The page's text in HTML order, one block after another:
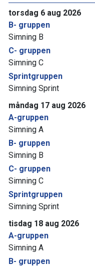
torsdag 6 aug 2026
B- gruppen
Simning B
C- gruppen
Simning C
Sprintgruppen
Simning Sprint
måndag 17 aug 2026
A-gruppen
Simning A
B- gruppen
Simning B
C- gruppen
Simning C
Sprintgruppen
Simning Sprint
tisdag 18 aug 2026
A-gruppen
Simning A
B- gruppen